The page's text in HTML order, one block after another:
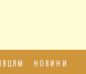
НОВИНИ